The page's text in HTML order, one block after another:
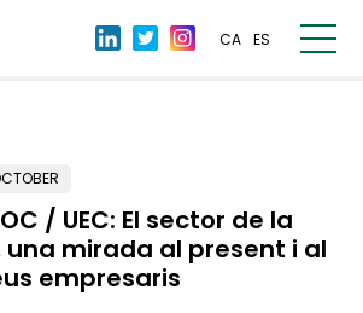
CA ES
/ UEC: El sector de la
mirada al present i al
empresaris